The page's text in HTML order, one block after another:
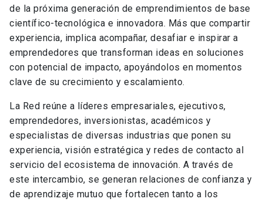
de la próxima generación de emprendimientos de base
científico-tecnológica e innovadora. Más que compartir
experiencia, implica acompañar, desafiar e inspirar a
emprendedores que transforman ideas en soluciones
con potencial de impacto, apoyándolos en momentos
clave de su crecimiento y escalamiento.
La Red reúne a líderes empresariales, ejecutivos,
emprendedores, inversionistas, académicos y
especialistas de diversas industrias que ponen su
experiencia, visión estratégica y redes de contacto al
servicio del ecosistema de innovación. A través de
este intercambio, se generan relaciones de confianza y
de aprendizaje mutuo que fortalecen tanto a los